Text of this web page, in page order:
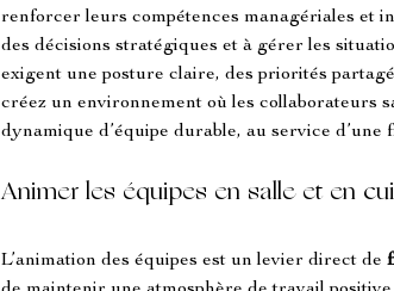
renforcer leurs compétences managériales et
des décisions stratégiques et à gérer les
exigent une posture claire, des priorités
créez un environnement où les collaborateurs
dynamique d’équipe durable, au service
Animer les équipes en salle et en
L’animation des équipes est un levier direct de